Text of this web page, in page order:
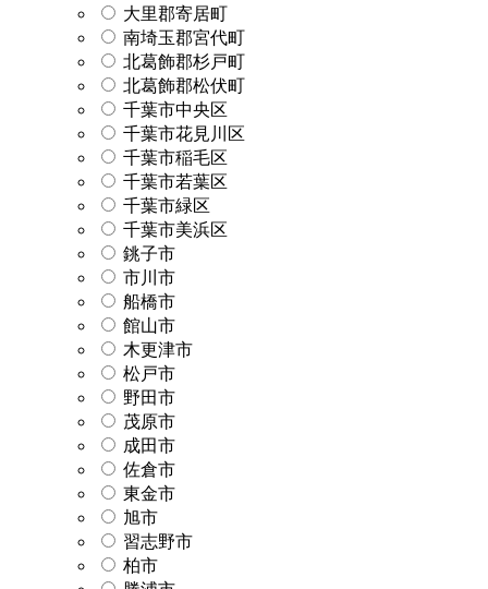
大里郡寄居町
南埼玉郡宮代町
北葛飾郡杉戸町
北葛飾郡松伏町
千葉市中央区
千葉市花見川区
千葉市稲毛区
千葉市若葉区
千葉市緑区
千葉市美浜区
銚子市
市川市
船橋市
館山市
木更津市
松戸市
野田市
茂原市
成田市
佐倉市
東金市
旭市
習志野市
柏市